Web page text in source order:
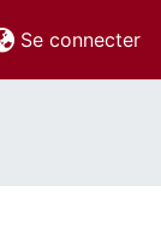
Se connecter